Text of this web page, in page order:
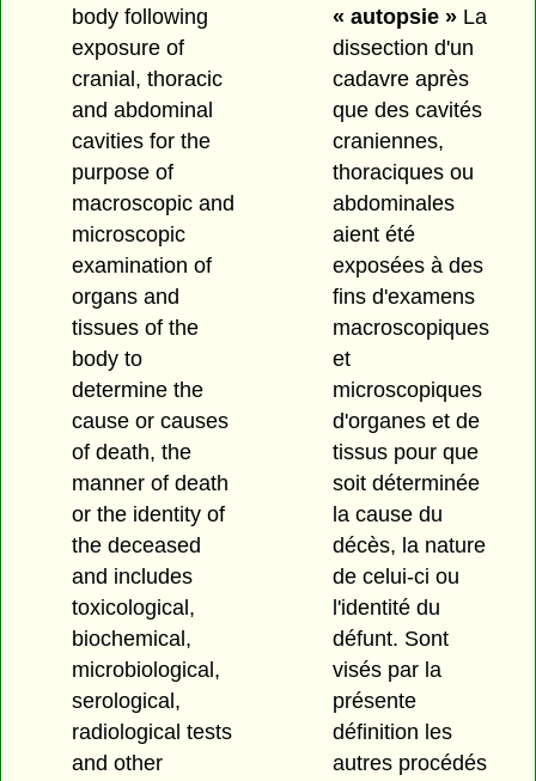
body following
exposure of
cranial, thoracic
and abdominal
cavities for the
purpose of
macroscopic and
microscopic
examination of
organs and
tissues of the
body to
determine the
cause or causes
of death, the
manner of death
or the identity of
the deceased
and includes
toxicological,
biochemical,
microbiological,
serological,
radiological tests
and other
« autopsie »La
dissection d'un
cadavre après
que des cavités
craniennes,
thoraciques ou
abdominales
aient été
exposées à des
fins d'examens
macroscopiques
et
microscopiques
d'organes et de
tissus pour que
soit déterminée
la cause du
décès, la nature
de celui-ci ou
l'identité du
défunt. Sont
visés par la
présente
définition les
autres procédés